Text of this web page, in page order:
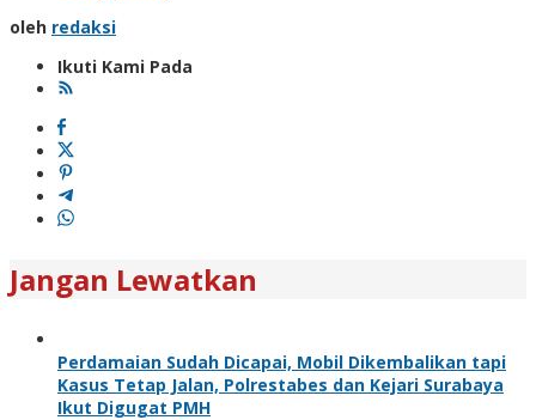
oleh redaksi
Ikuti Kami Pada
Jangan Lewatkan
Perdamaian Sudah Dicapai, Mobil Dikembalikan tapi
Kasus Tetap Jalan, Polrestabes dan Kejari Surabaya
Ikut Digugat PMH